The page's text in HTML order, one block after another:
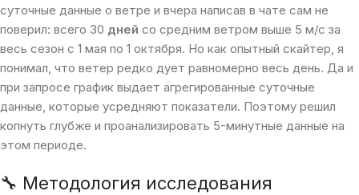
суточные данные о ветре и вчера написав в чате сам не
поверил: всего 30 дней со средним ветром выше 5 м/с за
весь сезон с 1 мая по 1 октября. Но как опытный скайтер, я
понимал, что ветер редко дует равномерно весь день. Да и
при запросе график выдает агрегированные суточные
данные, которые усредняют показатели. Поэтому решил
копнуть глубже и проанализировать 5-минутные данные на
этом периоде.
🔧 Методология исследования